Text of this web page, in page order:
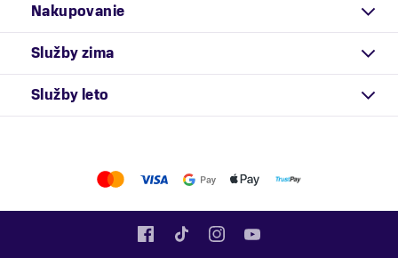
Nakupovanie
Služby zima
Služby leto